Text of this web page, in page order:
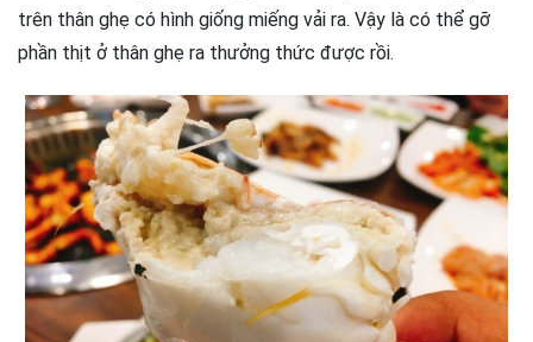
trên thân ghẹ có hình giống miếng vải ra. Vậy là có thể gỡ
phần thịt ở thân ghẹ ra thưởng thức được rồi.